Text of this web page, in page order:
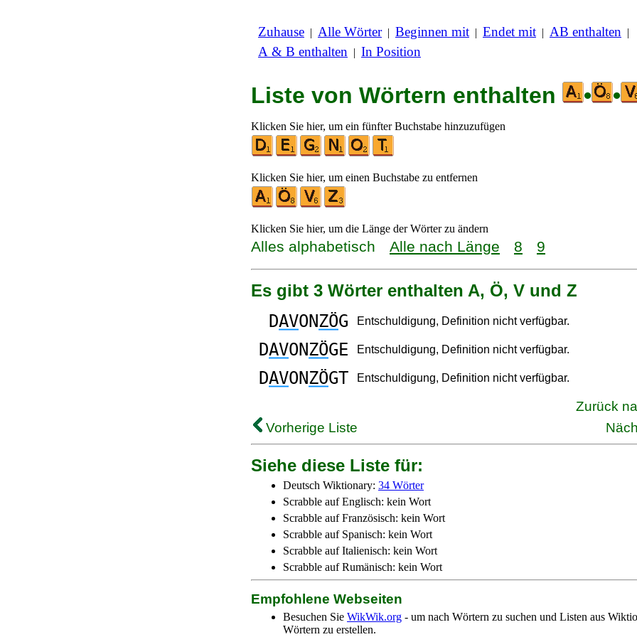
Zuhause | Alle Wörter| Beginnen mit | Endet mit | AB enthalten |
A & B enthalten | In Position
Liste von Wörtern enthalten • •
Klicken Sie hier, um ein fünfter Buchstabe hinzuzufügen
Klicken Sie hier, um einen Buchstabe zu entfernen
Klicken Sie hier, um die Länge der Wörter zu ändern
Alles alphabetisch Alle nach Länge 8 9
Es gibt 3 Wörter enthalten A, Ö, V und Z
DAVONZÖG Entschuldigung, Definition nicht verfügbar.
DAVONZÖGE Entschuldigung, Definition nicht verfügbar.
DAVONZÖGT Entschuldigung, Definition nicht verfügbar.
Zurück
Vorherige Liste
Siehe diese Liste für:
Deutsch Wiktionary: 34 Wörter
Scrabble auf Englisch: kein Wort
Scrabble auf Französisch: kein Wort
Scrabble auf Spanisch: kein Wort
Scrabble auf Italienisch: kein Wort
Scrabble auf Rumänisch: kein Wort
Empfohlene Webseiten
Besuchen Sie WikWik.org - um nach Wörtern zu suchen und Listen aus
Wörtern zu erstellen.